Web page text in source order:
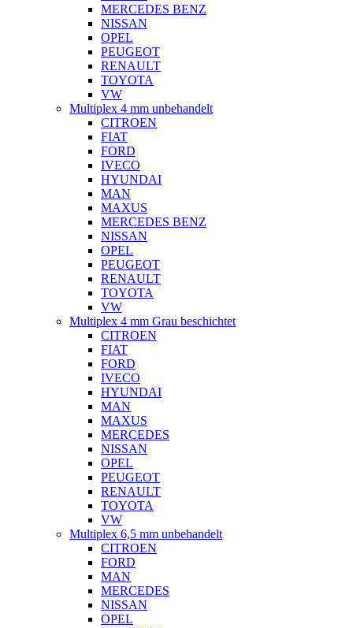
MERCEDES BENZ
NISSAN
OPEL
PEUGEOT
RENAULT
TOYOTA
VW
Multiplex 4 mm unbehandelt
CITROEN
FIAT
FORD
IVECO
HYUNDAI
MAN
MAXUS
MERCEDES BENZ
NISSAN
OPEL
PEUGEOT
RENAULT
TOYOTA
VW
Multiplex 4 mm Grau beschichtet
CITROEN
FIAT
FORD
IVECO
HYUNDAI
MAN
MAXUS
MERCEDES
NISSAN
OPEL
PEUGEOT
RENAULT
TOYOTA
VW
Multiplex 6,5 mm unbehandelt
CITROEN
FORD
MAN
MERCEDES
NISSAN
OPEL